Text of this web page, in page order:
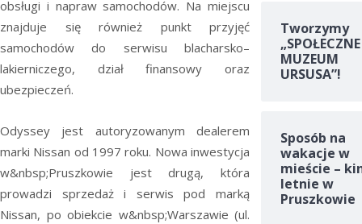
obsługi i napraw samochodów. Na miejscu
znajduje się również punkt przyjęć
samochodów do serwisu blacharsko–
lakierniczego, dział finansowy oraz
ubezpieczeń.
Odyssey jest autoryzowanym dealerem
marki Nissan od 1997 roku. Nowa inwestycja
w&nbsp;Pruszkowie jest drugą, która
prowadzi sprzedaż i serwis pod marką
Nissan, po obiekcie w&nbsp;Warszawie (ul.
Tworzymy
„SPOŁECZNE
MUZEUM
URSUSA”!
Sposób na
wakacje w
mieście –
letnie w
Pruszkowie